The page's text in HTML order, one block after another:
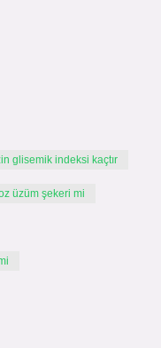
glisemik indeksi kaçtır
üzüm şekeri mi